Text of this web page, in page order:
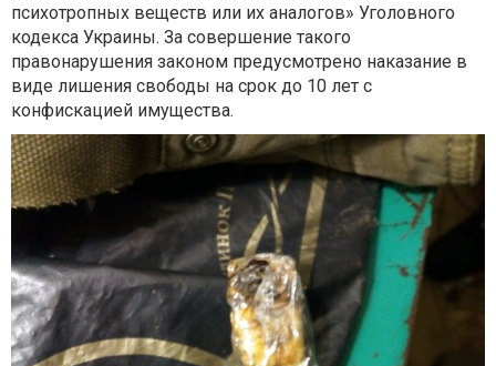
психотропных веществ или их аналогов» Уголовного
кодекса Украины. За совершение такого
правонарушения законом предусмотрено наказание в
виде лишения свободы на срок до 10 лет с
конфискацией имущества.